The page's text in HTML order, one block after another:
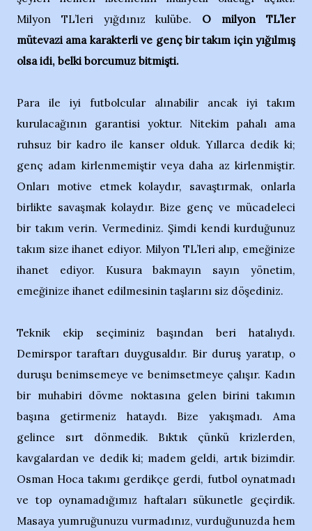
Milyon TL’leri yığdınız kulübe. O milyon TL’ler
mütevazi ama karakterli ve genç bir takım için yığılmış
olsa idi, belki borcumuz bitmişti.
Para ile iyi futbolcular alınabilir ancak iyi takım
kurulacağının garantisi yoktur. Nitekim pahalı ama
ruhsuz bir kadro ile kanser olduk. Yıllarca dedik ki;
genç adam kirlenmemiştir veya daha az kirlenmiştir.
Onları motive etmek kolaydır, savaştırmak, onlarla
birlikte savaşmak kolaydır. Bize genç ve mücadeleci
bir takım verin. Vermediniz. Şimdi kendi kurduğunuz
takım size ihanet ediyor. Milyon TL’leri alıp, emeğinize
ihanet ediyor. Kusura bakmayın sayın yönetim,
emeğinize ihanet edilmesinin taşlarını siz döşediniz.
Teknik ekip seçiminiz başından beri hatalıydı.
Demirspor taraftarı duygusaldır. Bir duruş yaratıp, o
duruşu benimsemeye ve benimsetmeye çalışır. Kadın
bir muhabiri dövme noktasına gelen birini takımın
başına getirmeniz hataydı. Bize yakışmadı. Ama
gelince sırt dönmedik. Bıktık çünkü krizlerden,
kavgalardan ve dedik ki; madem geldi, artık bizimdir.
Osman Hoca takımı gerdikçe gerdi, futbol oynatmadı
ve top oynamadığımız haftaları sükunetle geçirdik.
Masaya yumruğunuzu vurmadınız, vurduğunuzda hem